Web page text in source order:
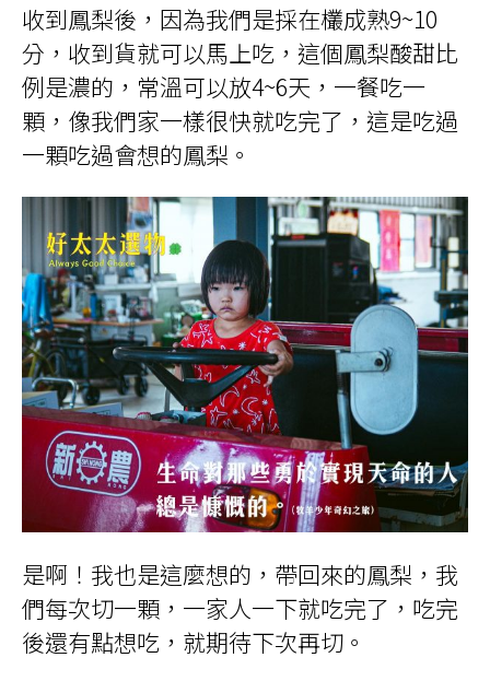
收到鳳梨後，因為我們是採在欉成熟9~10
分，收到貨就可以馬上吃，這個鳳梨酸甜比
例是濃的，常溫可以放4~6天，一餐吃一
顆，像我們家一樣很快就吃完了，這是吃過
一顆吃過會想的鳳梨。
是啊！我也是這麼想的，帶回來的鳳梨，我
們每次切一顆，一家人一下就吃完了，吃完
後還有點想吃，就期待下次再切。